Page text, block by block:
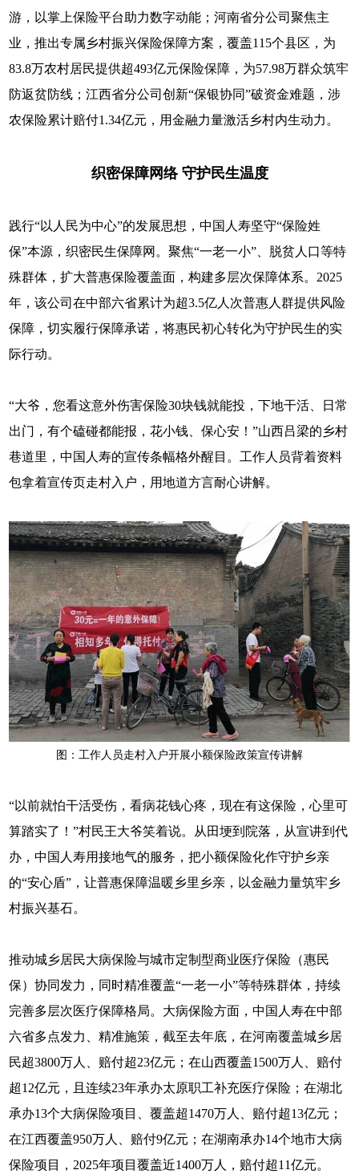
游，以掌上保险平台助力数字动能；河南省分公司聚焦主
业，推出专属乡村振兴保险保障方案，覆盖115个县区，为
83.8万农村居民提供超493亿元保险保障，为57.98万群众筑牢
防返贫防线；江西省分公司创新“保银协同”破资金难题，涉
农保险累计赔付1.34亿元，用金融力量激活乡村内生动力。
织密保障网络 守护民生温度
践行“以人民为中心”的发展思想，中国人寿坚守“保险姓
保”本源，织密民生保障网。聚焦“一老一小”、脱贫人口等特
殊群体，扩大普惠保险覆盖面，构建多层次保障体系。2025
年，该公司在中部六省累计为超3.5亿人次普惠人群提供风险
保障，切实履行保障承诺，将惠民初心转化为守护民生的实
际行动。
“大爷，您看这意外伤害保险30块钱就能投，下地干活、日常
出门，有个磕碰都能报，花小钱、保心安！”山西吕梁的乡村
巷道里，中国人寿的宣传条幅格外醒目。工作人员背着资料
包拿着宣传页走村入户，用地道方言耐心讲解。
图：工作人员走村入户开展小额保险政策宣传讲解
“以前就怕干活受伤，看病花钱心疼，现在有这保险，心里可
算踏实了！”村民王大爷笑着说。从田埂到院落，从宣讲到代
办，中国人寿用接地气的服务，把小额保险化作守护乡亲
的“安心盾”，让普惠保障温暖乡里乡亲，以金融力量筑牢乡
村振兴基石。
推动城乡居民大病保险与城市定制型商业医疗保险（惠民
保）协同发力，同时精准覆盖“一老一小”等特殊群体，持续
完善多层次医疗保障格局。大病保险方面，中国人寿在中部
六省多点发力、精准施策，截至去年底，在河南覆盖城乡居
民超3800万人、赔付超23亿元；在山西覆盖1500万人、赔付
超12亿元，且连续23年承办太原职工补充医疗保险；在湖北
承办13个大病保险项目、覆盖超1470万人、赔付超13亿元；
在江西覆盖950万人、赔付9亿元；在湖南承办14个地市大病
保险项目，2025年项目覆盖近1400万人，赔付超11亿元。